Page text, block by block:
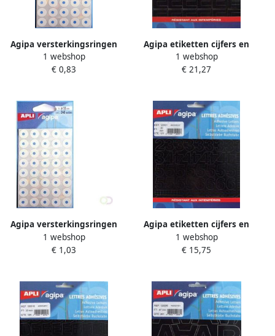
Agipa versterkingsringen
etui van 240 stuks
1 webshop
€ 0,83
Agipa etiketten cijfers en
letters letterhoogte 30 mm
192 letters
1 webshop
€ 21,27
Agipa versterkingsringen
etui van 240 stuks
1 webshop
€ 1,03
Agipa etiketten cijfers en
letters letterhoogte 20 mm
177 cijfers
1 webshop
€ 15,75